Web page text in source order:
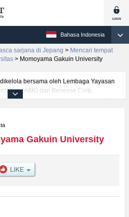
Bahasa Indonesia
sarjana di Jepang > Mencari tempat
> Momoyama Gakuin University
bersama oleh Lembaga Yayasan
(ABK) dan Benesse Corp.
universitas, pascasarjana, universitas
International Studies and Liberal
EconomicsatauFakultas Business
berbagai informasi yang berguna
mancanegara, informasi
kampus, akses jalan, dan lainnya.
Gakuin University